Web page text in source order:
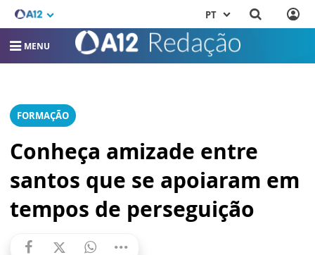
PT
MENU
FORMAÇÃO
Conheça amizade entre
santos que se apoiaram em
tempos de perseguição